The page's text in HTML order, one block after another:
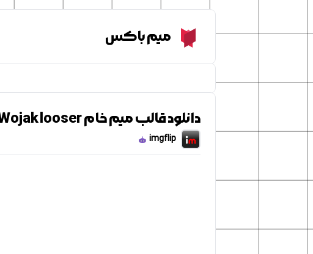
Meme Boxمیم باکس
دانلود قالب میم خام Wojak looser
imgflip